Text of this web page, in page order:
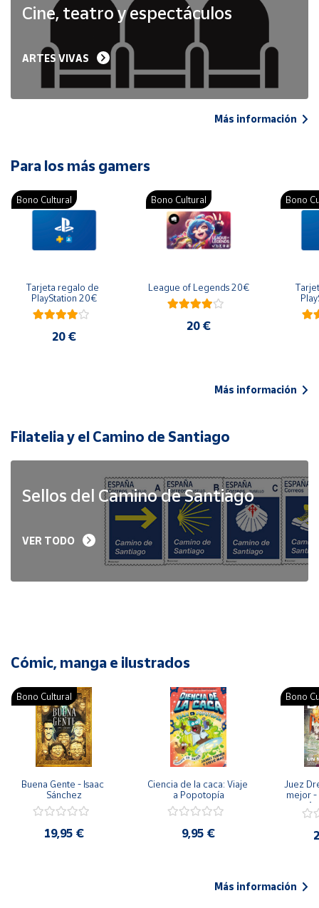
Cine, teatro y espectáculos
ARTES VIVAS
Más información
Para los más gamers
Bono Cultural
Tarjeta regalo de
PlayStation 20€
20 €
Bono Cultural
League of Legends 20€
20 €
Bono
Más información
Filatelia y el Camino de Santiago
Sellos del Camino de Santiago
VER TODO
Cómic, manga e ilustrados
Bono Cultural
Buena Gente - Isaac
Sánchez
19,95 €
Ciencia de la caca: Viaje
a Popotopía
9,95 €
Bono
Juez
mejor -
Más información